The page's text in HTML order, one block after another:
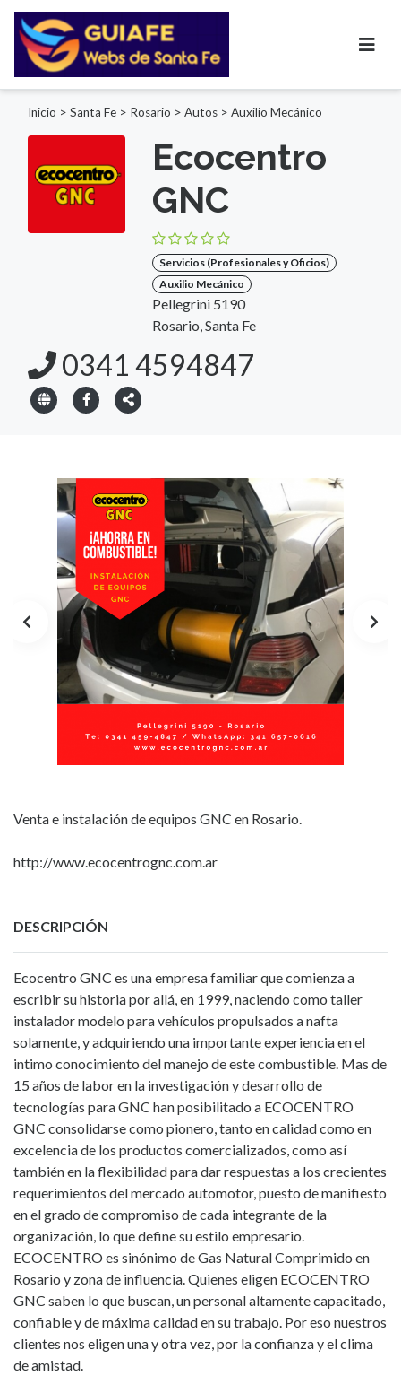
Inicio > Santa Fe > Rosario > Autos > Auxilio Mecánico
Ecocentro
GNC
Servicios (Profesionales y Oficios)
Auxilio Mecánico
Pellegrini 5190
Rosario, Santa Fe
0341 4594847
Venta e instalación de equipos GNC en Rosario.
http://www.ecocentrognc.com.ar
DESCRIPCIÓN
Ecocentro GNC es una empresa familiar que comienza a
escribir su historia por allá, en 1999, naciendo como taller
instalador modelo para vehículos propulsados a nafta
solamente, y adquiriendo una importante experiencia en el
intimo conocimiento del manejo de este combustible. Mas de
15 años de labor en la investigación y desarrollo de
tecnologías para GNC han posibilitado a ECOCENTRO
GNC consolidarse como pionero, tanto en calidad como en
excelencia de los productos comercializados, como así
también en la flexibilidad para dar respuestas a los crecientes
requerimientos del mercado automotor, puesto de manifiesto
en el grado de compromiso de cada integrante de la
organización, lo que define su estilo empresario.
ECOCENTRO es sinónimo de Gas Natural Comprimido en
Rosario y zona de influencia. Quienes eligen ECOCENTRO
GNC saben lo que buscan, un personal altamente capacitado,
confiable y de máxima calidad en su trabajo. Por eso nuestros
clientes nos eligen una y otra vez, por la confianza y el clima
de amistad.